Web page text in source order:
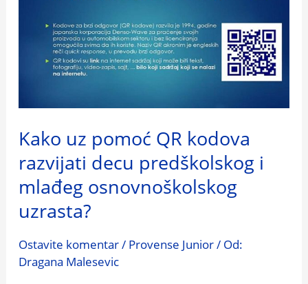
Kako uz pomoć QR kodova
razvijati decu predškolskog i
mlađeg osnovnoškolskog
uzrasta?
Ostavite komentar/ Provense Junior/ Od:
Dragana Malesevic
pomoć
kodova
predškolskog
i
mlađeg
osnovnoškolskog